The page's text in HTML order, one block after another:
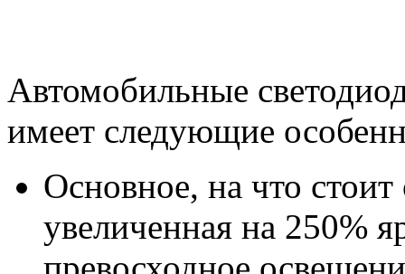
Автомобильные
имеет следующие
Основное, на что
увеличенная на 250%